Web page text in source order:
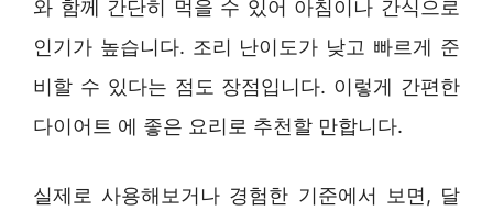
와 함께 간단히 먹을 수 있어 아침이나 간식으로
인기가 높습니다. 조리 난이도가 낮고 빠르게 준
비할 수 있다는 점도 장점입니다. 이렇게 간편한
다이어트 에 좋은 요리로 추천할 만합니다.
실제로 사용해보거나 경험한 기준에서 보면, 달